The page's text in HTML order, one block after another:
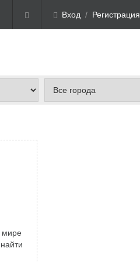
Вход / Регистрация
мире